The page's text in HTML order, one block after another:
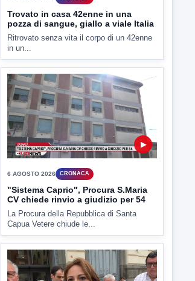
Ritrovato senza vita il corpo di un 42enne
in un...
▶
6 AGOSTO 2026 CRONACA
"Sistema Caprio", Procura S.Maria
CV chiede rinvio a giudizio per 54
La Procura della Repubblica di Santa
Capua Vetere chiude le...